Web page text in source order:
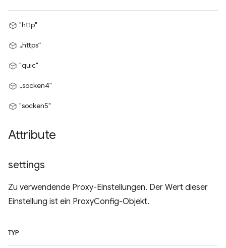
"http"
„https“
"quic"
„socken4“
"socken5"
Attribute
settings
Zu verwendende Proxy-Einstellungen. Der Wert dieser
Einstellung ist ein ProxyConfig-Objekt.
TYP